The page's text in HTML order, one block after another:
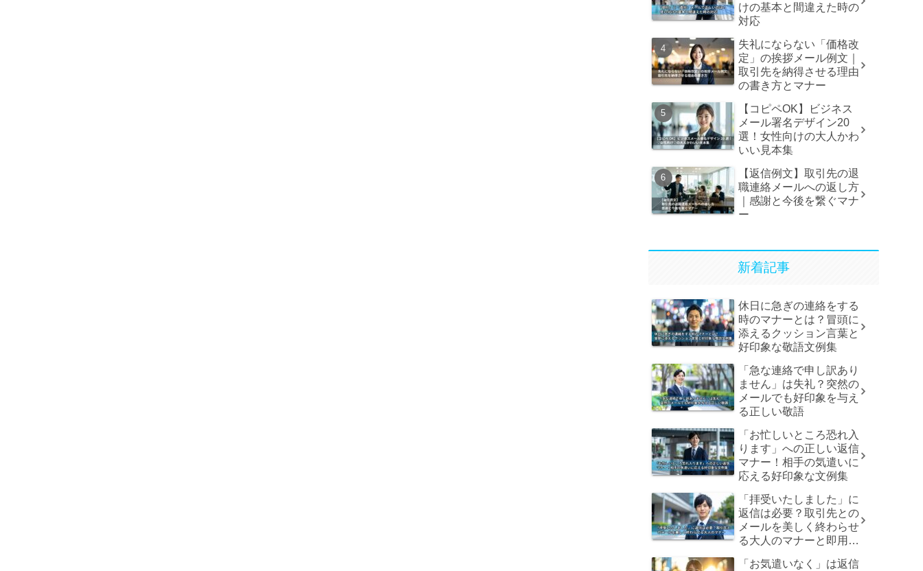
けの基本と間違えた時の
対応
失礼にならない「価格改
定」の挨拶メール例文｜
取引先を納得させる理由
の書き方とマナー
【コピペOK】ビジネス
メール署名デザイン20
選！女性向けの大人かわ
いい見本集
【返信例文】取引先の退
職連絡メールへの返し方
｜感謝と今後を繋ぐマナ
ー
新着記事
休日に急ぎの連絡をする
時のマナーとは？冒頭に
添えるクッション言葉と
好印象な敬語文例集
「急な連絡で申し訳あり
ません」は失礼？突然の
メールでも好印象を与え
る正しい敬語
「お忙しいところ恐れ入
ります」への正しい返信
マナー！相手の気遣いに
応える好印象な文例集
「拝受いたしました」に
返信は必要？取引先との
メールを美しく終わらせ
る大人のマナーと即用文
「お気遣いなく」は返信